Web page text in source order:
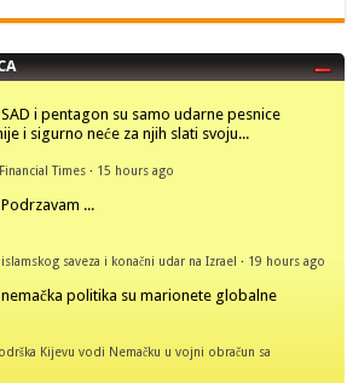
SAD i pentagon su samo udarne pesnice
i sigurno neće za njih slati svoju...
Times · 15 hours ago
Podrzavam ...
saveza i konačni udar na Izrael · 19 hours ago
nemačka politika su marionete globalne
Kijevu vodi Nemačku u vojni obračun sa